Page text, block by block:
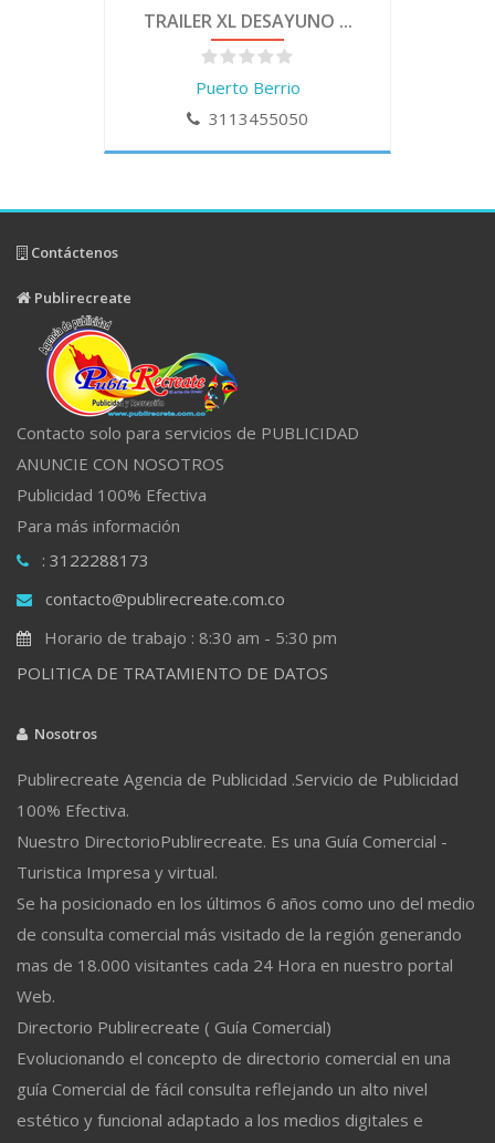
TRAILER XL DESAYUNO ...
Puerto Berrio
3113455050
Contáctenos
Publirecreate
Contacto solo para servicios de PUBLICIDAD
ANUNCIE CON NOSOTROS
Publicidad 100% Efectiva
Para más información
: 3122288173
contacto@publirecreate.com.co
Horario de trabajo : 8:30 am - 5:30 pm
POLITICA DE TRATAMIENTO DE DATOS
Nosotros
Publirecreate Agencia de Publicidad .Servicio de Publicidad
100% Efectiva.
Nuestro DirectorioPublirecreate. Es una Guía Comercial -
Turistica Impresa y virtual.
Se ha posicionado en los últimos 6 años como uno del medio
de consulta comercial más visitado de la región generando
mas de 18.000 visitantes cada 24 Hora en nuestro portal
Web.
Directorio Publirecreate ( Guía Comercial)
Evolucionando el concepto de directorio comercial en una
guía Comercial de fácil consulta reflejando un alto nivel
estético y funcional adaptado a los medios digitales e